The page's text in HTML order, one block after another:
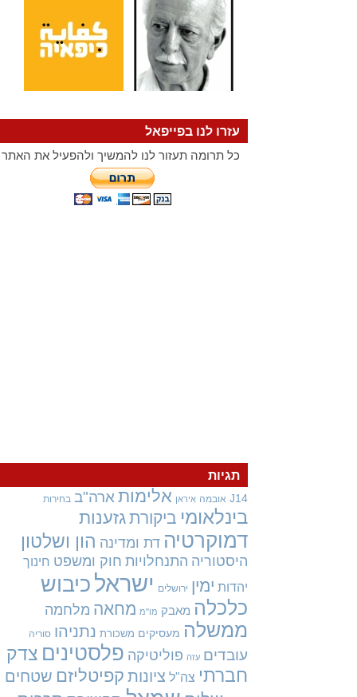
עזרו לנו בפייפאל
כל תרומה תעזור לנו להמשיך ולהפעיל את האתר
תגיות
J14 אובמה איראן אלימות ארה"ב בחירות
בינלאומיביקורתגזענות
דמוקרטיה דת ומדינההון ושלטון
היסטוריה התנחלויות חוק ומשפט חינוך
יהדות ימין ירושלים ישראלכיבוש
כלכלה מאבק מו"מ מחאהמלחמה
ממשלה מעסיקים משכורת נתניהו סוריה
עובדים עזה פוליטיקה פלסטיניםצדק
חברתי צה"ל ציונותקפיטליזםשטחים